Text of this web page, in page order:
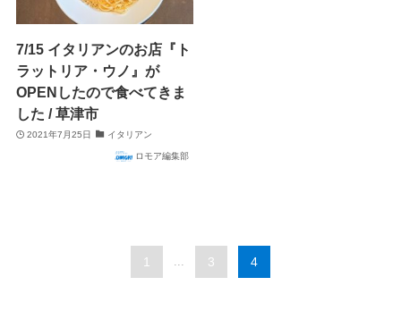
7/15 イタリアンのお店『ト
ラットリア・ウノ』が
OPENしたので食べてきま
した / 草津市
2021年7月25日 イタリアン
ロモア編集部
1 3 4